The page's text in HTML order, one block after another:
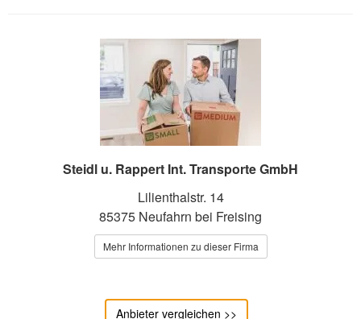
Steidl u. Rappert Int. Transporte GmbH
Lilienthalstr. 14
85375 Neufahrn bei Freising
Mehr Informationen zu dieser Firma
Anbieter vergleichen >>